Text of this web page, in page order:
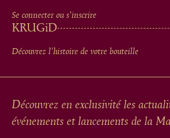
Se connecter ou s'inscrire
KRUGiD
Découvrez l'histoire de votre bouteille
Découvrez en exclusivité les
événements et lancements de la